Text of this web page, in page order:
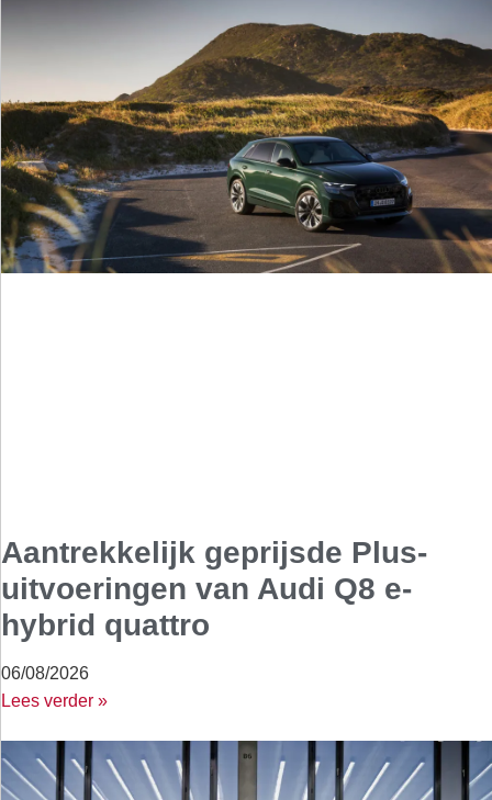
Aantrekkelijk geprijsde Plus-
uitvoeringen van Audi Q8 e-
hybrid quattro
06/08/2026
Lees verder »